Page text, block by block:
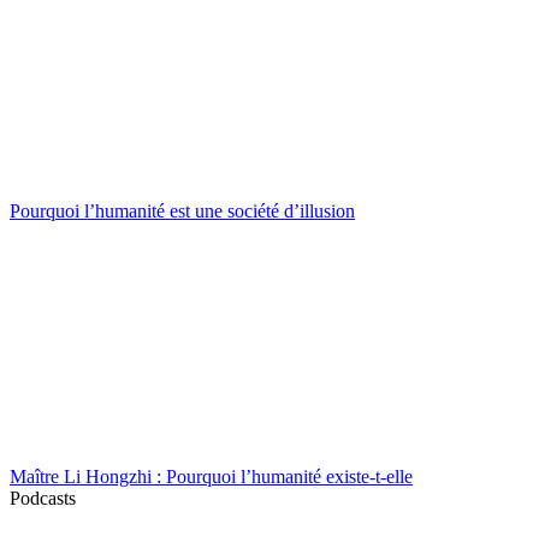
Pourquoi l’humanité est une société d’illusion
Maître Li Hongzhi : Pourquoi l’humanité existe-t-elle
Podcasts